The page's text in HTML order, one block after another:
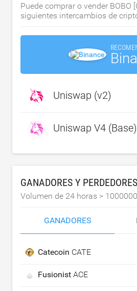
Puede comprar o vender BOBO
siguientes intercambios de
Uniswap (v2)
Uniswap V4 (Base)
GANADORES Y
Volumen de 24 horas >
GANADORES
Catecoin CATE
Fusionist ACE